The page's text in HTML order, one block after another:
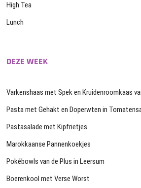
High Tea
Lunch
DEZE WEEK
Varkenshaas met Spek en Kruidenroomkaas
Pasta met Gehakt en Doperwten in
Pastasalade met Kipfrietjes
Marokkaanse Pannenkoekjes
Pokébowls van de Plus in Leersum
Boerenkool met Verse Worst